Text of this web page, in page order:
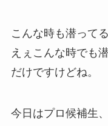
こんな時も潜って
えぇこんな時でも
だけですけどね。
今日はプロ候補生